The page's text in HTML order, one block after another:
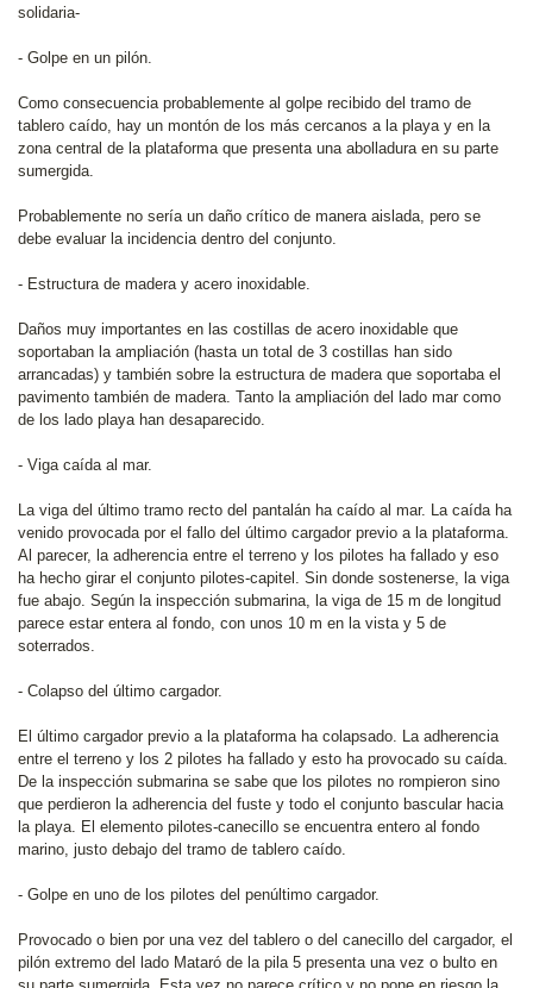
solidaria-
- Golpe en un pilón.
Como consecuencia probablemente al golpe recibido del tramo de
tablero caído, hay un montón de los más cercanos a la playa y en la
zona central de la plataforma que presenta una abolladura en su parte
sumergida.
Probablemente no sería un daño crítico de manera aislada, pero se
debe evaluar la incidencia dentro del conjunto.
- Estructura de madera y acero inoxidable.
Daños muy importantes en las costillas de acero inoxidable que
soportaban la ampliación (hasta un total de 3 costillas han sido
arrancadas) y también sobre la estructura de madera que soportaba el
pavimento también de madera. Tanto la ampliación del lado mar como
de los lado playa han desaparecido.
- Viga caída al mar.
La viga del último tramo recto del pantalán ha caído al mar. La caída ha
venido provocada por el fallo del último cargador previo a la plataforma.
Al parecer, la adherencia entre el terreno y los pilotes ha fallado y eso
ha hecho girar el conjunto pilotes-capitel. Sin donde sostenerse, la viga
fue abajo. Según la inspección submarina, la viga de 15 m de longitud
parece estar entera al fondo, con unos 10 m en la vista y 5 de
soterrados.
- Colapso del último cargador.
El último cargador previo a la plataforma ha colapsado. La adherencia
entre el terreno y los 2 pilotes ha fallado y esto ha provocado su caída.
De la inspección submarina se sabe que los pilotes no rompieron sino
que perdieron la adherencia del fuste y todo el conjunto bascular hacia
la playa. El elemento pilotes-canecillo se encuentra entero al fondo
marino, justo debajo del tramo de tablero caído.
- Golpe en uno de los pilotes del penúltimo cargador.
Provocado o bien por una vez del tablero o del canecillo del cargador, el
pilón extremo del lado Mataró de la pila 5 presenta una vez o bulto en